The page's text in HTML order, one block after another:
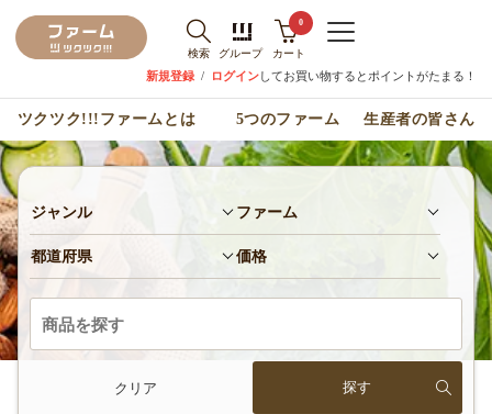
検索 グループ
0
カート
新規登録 / ログインしてお買い物するとポイントがたまる！
ツクツク!!!ファームとは 5つのファーム 生産者の皆さん
ジャンル ファーム
都道府県 価格
クリア